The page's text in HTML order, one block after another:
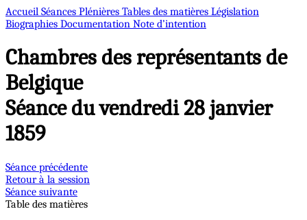
Accueil Séances Plénières Tables des matières Législation
Biographies Documentation Note d’intention
Chambres des représentants de
Belgique
Séance du vendredi 28 janvier
1859
Séance précédente
Retour à la session
Séance suivante
Table des matières